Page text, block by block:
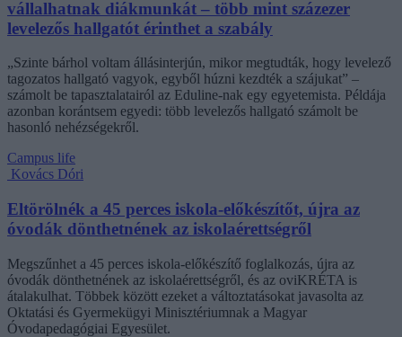
vállalhatnak diákmunkát – több mint százezer
levelezős hallgatót érinthet a szabály
„Szinte bárhol voltam állásinterjún, mikor megtudták, hogy levelező
tagozatos hallgató vagyok, egyből húzni kezdték a szájukat” –
számolt be tapasztalatairól az Eduline-nak egy egyetemista. Példája
azonban korántsem egyedi: több levelezős hallgató számolt be
hasonló nehézségekről.
Campus life
Kovács Dóri
Eltörölnék a 45 perces iskola-előkészítőt, újra az
óvodák dönthetnének az iskolaérettségről
Megszűnhet a 45 perces iskola-előkészítő foglalkozás, újra az
óvodák dönthetnének az iskolaérettségről, és az oviKRÉTA is
átalakulhat. Többek között ezeket a változtatásokat javasolta az
Oktatási és Gyermekügyi Minisztériumnak a Magyar
Óvodapedagógiai Egyesület.